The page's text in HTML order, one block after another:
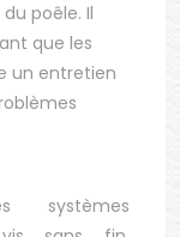
poêle. Il
que les
un entretien